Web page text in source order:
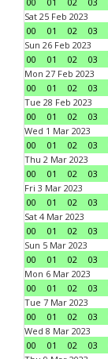
Sat 25 Feb 2023
00
01 02 03
Sun 26 Feb 2023
00
01 02 03
Mon 27 Feb 2023
00
01 02 03
Tue 28 Feb 2023
00
01 02 03
Wed 1 Mar 2023
00
01 02 03
Thu 2 Mar 2023
00
01 02 03
Fri 3 Mar 2023
00
01 02 03
Sat 4 Mar 2023
00
01 02 03
Sun 5 Mar 2023
00
01 02 03
Mon 6 Mar 2023
00
01 02 03
Tue 7 Mar 2023
00
01 02 03
Wed 8 Mar 2023
00
01 02 03